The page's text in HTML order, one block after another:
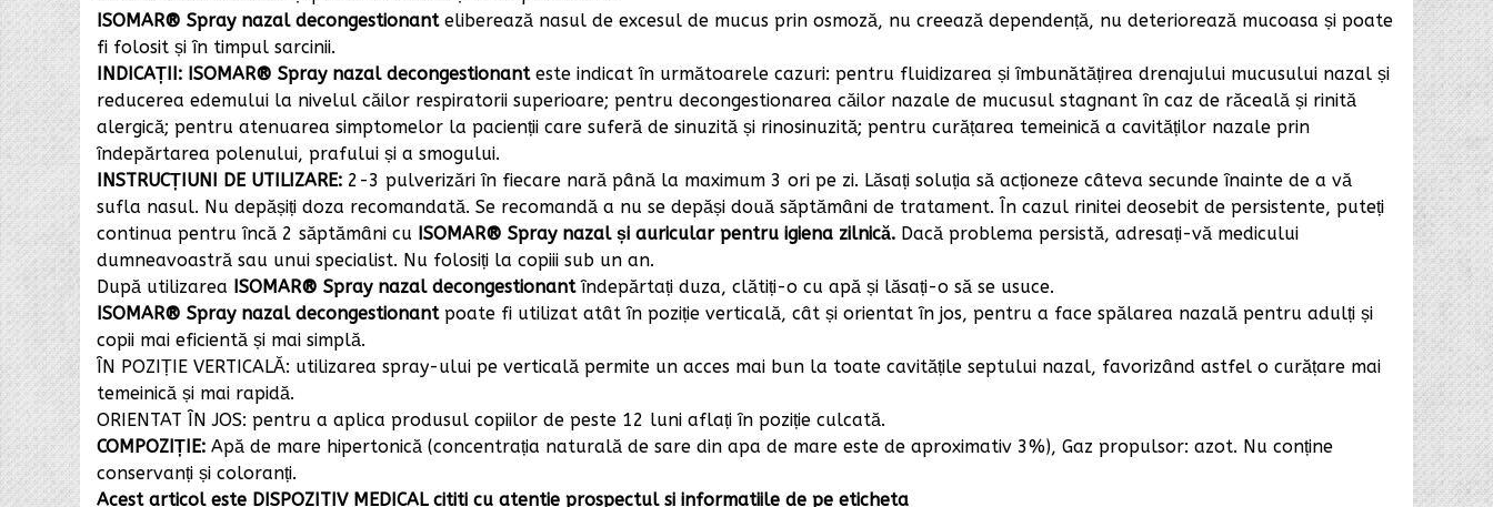
ISOMAR® Spray nazal decongestionanteliberează nasul de excesul de mucus prin osmoză, nu creează dependență, nu deteriorează mucoasa și poate
fi folosit și în timpul sarcinii.
INDICAȚII: ISOMAR® Spray nazal decongestionanteste indicat în următoarele cazuri: pentru fluidizarea și îmbunătățirea drenajului mucusului nazal și
reducerea edemului la nivelul căilor respiratorii superioare; pentru decongestionarea căilor nazale de mucusul stagnant în caz de răceală și rinită
alergică; pentru atenuarea simptomelor la pacienții care suferă de sinuzită și rinosinuzită; pentru curățarea temeinică a cavităților nazale prin
îndepărtarea polenului, prafului și a smogului.
INSTRUCȚIUNI DE UTILIZARE: 2-3 pulverizări în fiecare nară până la maximum 3 ori pe zi. Lăsați soluția să acționeze câteva secunde înainte de a vă
sufla nasul. Nu depășiți doza recomandată. Se recomandă a nu se depăși două săptămâni de tratament. În cazul rinitei deosebit de persistente, puteți
continua pentru încă 2 săptămâni cu ISOMAR® Spray nazal și auricular pentru igiena zilnică. Dacă problema persistă, adresați-vă medicului
dumneavoastră sau unui specialist. Nu folosiți la copiii sub un an.
După utilizarea ISOMAR® Spray nazal decongestionantîndepărtați duza, clătiți-o cu apă și lăsați-o să se usuce.
ISOMAR® Spray nazal decongestionantpoate fi utilizat atât în poziție verticală, cât și orientat în jos, pentru a face spălarea nazală pentru adulți și
copii mai eficientă și mai simplă.
ÎN POZIȚIE VERTICALĂ: utilizarea spray-ului pe verticală permite un acces mai bun la toate cavitățile septului nazal, favorizând astfel o curățare mai
temeinică și mai rapidă.
ORIENTAT ÎN JOS: pentru a aplica produsul copiilor de peste 12 luni aflați în poziție culcată.
COMPOZIȚIE: Apă de mare hipertonică (concentrația naturală de sare din apa de mare este de aproximativ 3%), Gaz propulsor: azot. Nu conține
conservanți și coloranți.
Acest articol este DISPOZITIV MEDICAL cititi cu atentie prospectul si informatiile de pe eticheta